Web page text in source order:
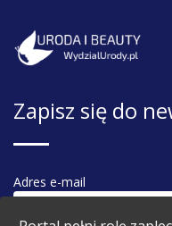
Zapisz się do
Adres e-mail